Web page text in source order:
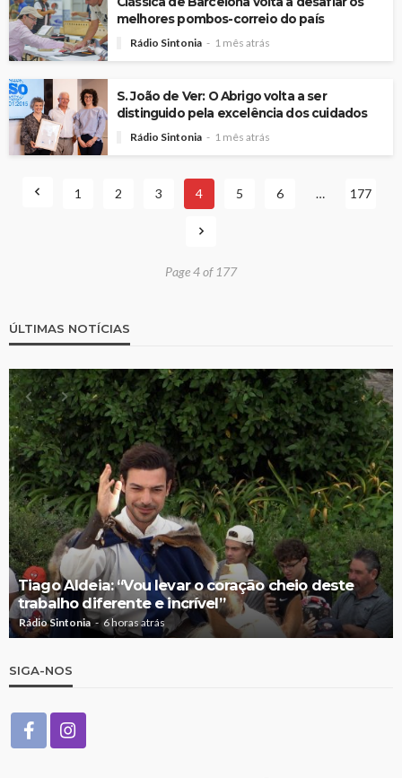
melhores pombos-correio do país
Rádio Sintonia 1 mês atrás
S. João de Ver: O Abrigo volta a ser
distinguido pela excelência dos cuidados
Rádio Sintonia 1 mês atrás
1 2 3 4 5 6 … 177
Page 4 of 177
ÚLTIMAS NOTÍCIAS
Tiago Aldeia: “Vou levar o coração cheio deste
trabalho diferente e incrível”
Rádio Sintonia 6 horas atrás
SIGA-NOS